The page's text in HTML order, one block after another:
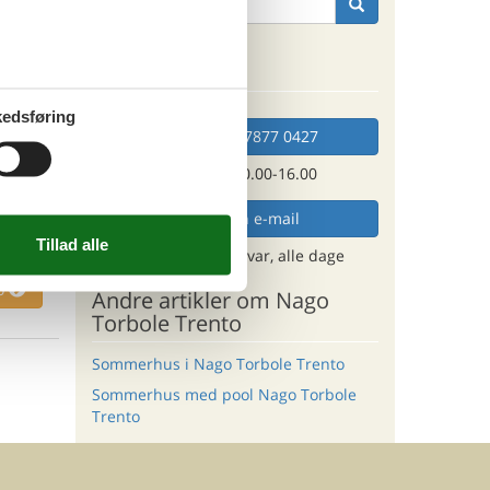
krav
Ring (+45) 7877 0427
Man. - fre. 10.00-16.00
Send en e-mail
og få et hurtigt svar, alle dage
Andre artikler om Nago
Torbole Trento
Sommerhus i Nago Torbole Trento
Sommerhus med pool Nago Torbole
Trento